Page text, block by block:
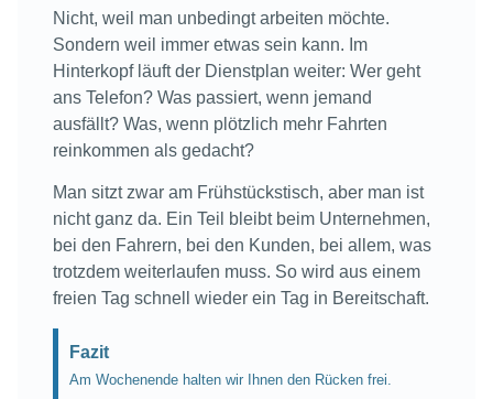
Nicht, weil man unbedingt arbeiten möchte.
Sondern weil immer etwas sein kann. Im
Hinterkopf läuft der Dienstplan weiter: Wer geht
ans Telefon? Was passiert, wenn jemand
ausfällt? Was, wenn plötzlich mehr Fahrten
reinkommen als gedacht?
Man sitzt zwar am Frühstückstisch, aber man ist
nicht ganz da. Ein Teil bleibt beim Unternehmen,
bei den Fahrern, bei den Kunden, bei allem, was
trotzdem weiterlaufen muss. So wird aus einem
freien Tag schnell wieder ein Tag in Bereitschaft.
Fazit
Am Wochenende halten wir Ihnen den Rücken frei.